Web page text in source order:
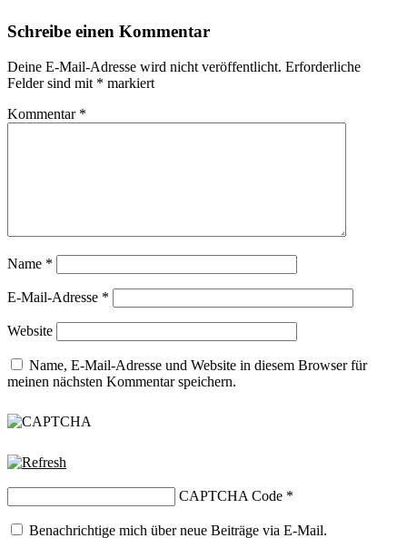
Schreibe einen Kommentar
Deine E-Mail-Adresse wird nicht veröffentlicht. Erforderliche
Felder sind mit * markiert
Kommentar *
Name *
E-Mail-Adresse *
Website
Name, E-Mail-Adresse und Website in diesem Browser für
meinen nächsten Kommentar speichern.
CAPTCHA Code *
Benachrichtige mich über neue Beiträge via E-Mail.